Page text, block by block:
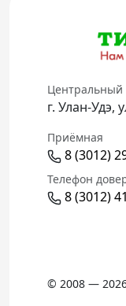
Центральный
г. Улан-Удэ,
Приёмная
8 (3012)
Телефон
8 (3012)
© 2008 —